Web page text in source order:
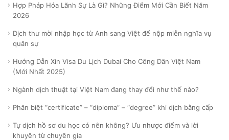
Hợp Pháp Hóa Lãnh Sự Là Gì? Những Điểm Mới Cần Biết Năm
2026
Dịch thư mời nhập học từ Anh sang Việt để nộp miễn nghĩa vụ
quân sự
Hướng Dẫn Xin Visa Du Lịch Dubai Cho Công Dân Việt Nam
(Mới Nhất 2025)
Ngành dịch thuật tại Việt Nam đang thay đổi như thế nào?
Phân biệt “certificate” – “diploma” – “degree” khi dịch bằng cấp
Tự dịch hồ sơ du học có nên không? Ưu nhược điểm và lời
khuyên từ chuyên gia